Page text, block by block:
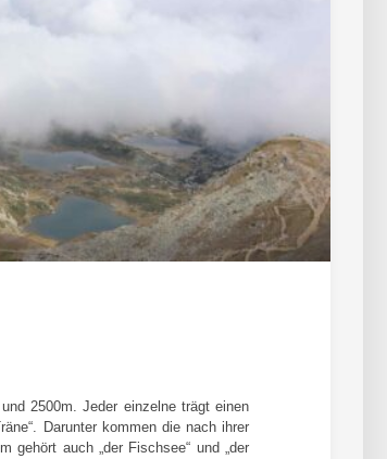
2500m. Jeder einzelne trägt einen
Darunter kommen die nach ihrer
gehört auch „der Fischsee“ und „der